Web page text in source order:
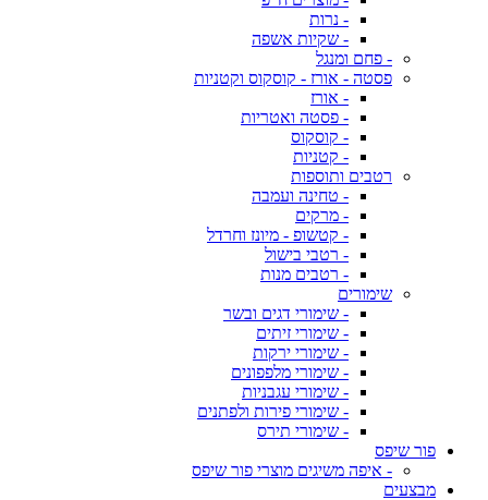
- נרות
- שקיות אשפה
- פחם ומנגל
פסטה - אורז - קוסקוס וקטניות
- אורז
- פסטה ואטריות
- קוסקוס
- קטניות
רטבים ותוספות
- טחינה ועמבה
- מרקים
- קטשופ - מיונז וחרדל
- רטבי בישול
- רטבים מנות
שימורים
- שימורי דגים ובשר
- שימורי זיתים
- שימורי ירקות
- שימורי מלפפונים
- שימורי עגבניות
- שימורי פירות ולפתנים
- שימורי תירס
פור שיפס
- איפה משיגים מוצרי פור שיפס
מבצעים